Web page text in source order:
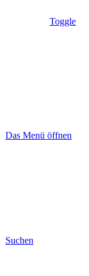
Toggle
Das Menü öffnen
Suchen